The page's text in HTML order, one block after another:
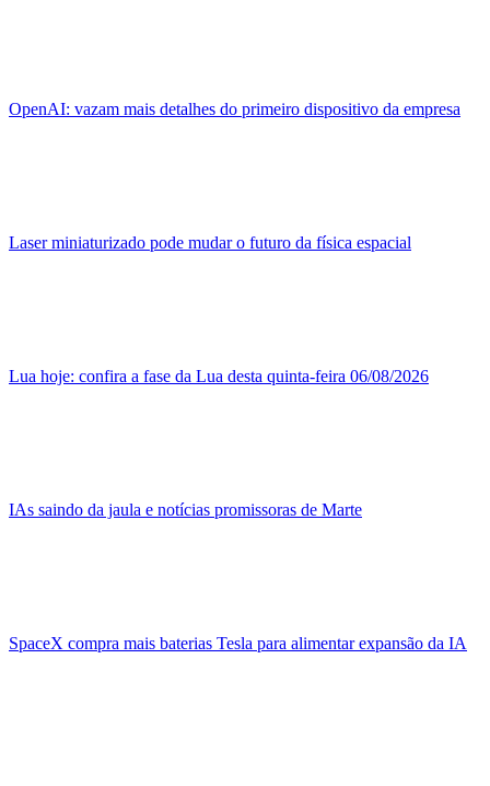
OpenAI: vazam mais detalhes do primeiro dispositivo da empresa
Laser miniaturizado pode mudar o futuro da física espacial
Lua hoje: confira a fase da Lua desta quinta-feira 06/08/2026
IAs saindo da jaula e notícias promissoras de Marte
SpaceX compra mais baterias Tesla para alimentar expansão da IA